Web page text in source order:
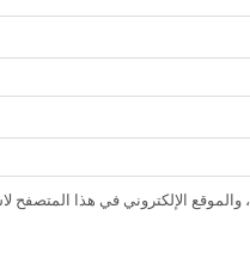
الإلكتروني في هذا المتصفح